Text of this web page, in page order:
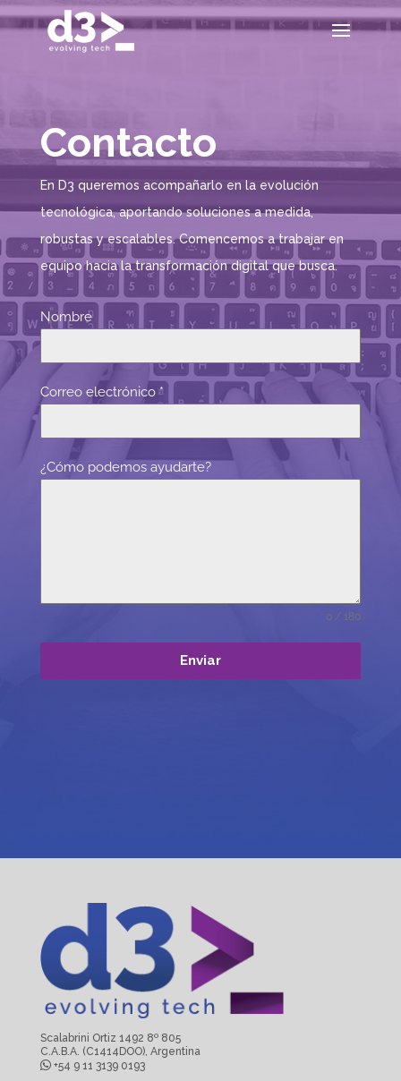
Contacto
En D3 queremos acompañarlo en la evolución
tecnológica, aportando soluciones a medida,
robustas y escalables. Comencemos a trabajar en
equipo hacia la transformación digital que busca.
Nombre
Correo electrónico*
¿Cómo podemos ayudarte?
0 / 180
Enviar
Scalabrini Ortiz 1492 8º 805
C.A.B.A. (C1414DOO), Argentina
+54 9 11 3139 0193